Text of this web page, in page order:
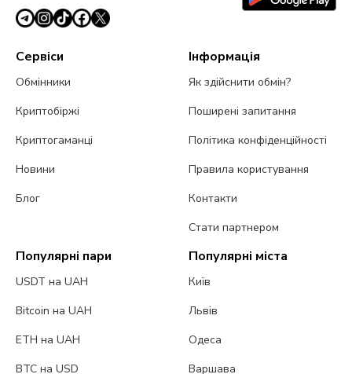
Сервіси
Обмінники
Криптобіржі
Криптогаманці
Новини
Блог
Інформація
Як здійснити обмін?
Поширені запитання
Політика конфіденційності
Правила користування
Контакти
Стати партнером
Популярні пари
USDT на UAH
Bitcoin на UAH
ETH на UAH
BTC на USD
Популярні міста
Київ
Львів
Одеса
Варшава